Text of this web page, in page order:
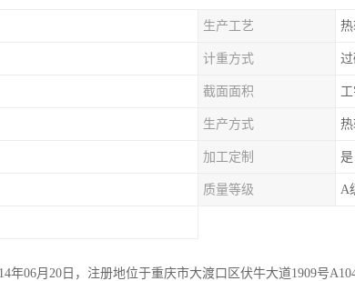
生产工艺
计重方式
截面面积
生产方式
加工定制 是
质量等级 A
年06月20日，注册地位于重庆市大渡口区伏牛大道1909号